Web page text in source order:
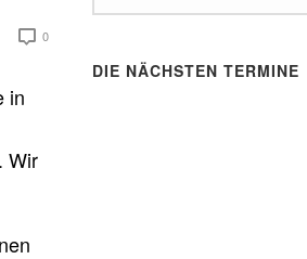
0
in
Wir
DIE NÄCHSTEN TERMINE